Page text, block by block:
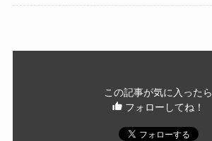
この記事が気に入ったら
フォローしてね！